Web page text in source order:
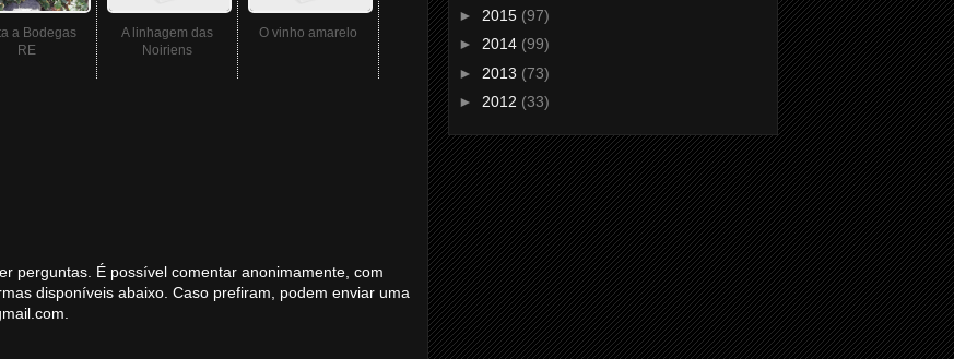
a Bodegas
RE
A linhagem das
Noiriens
O vinho amarelo
perguntas. É possível comentar anonimamente, com
disponíveis abaixo. Caso prefiram, podem enviar uma
► 2015 (97)
► 2014 (99)
► 2013 (73)
► 2012 (33)